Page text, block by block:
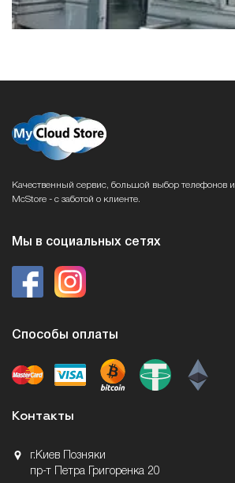
Качественный сервис, большой выбор телефонов и
McStore - с заботой о клиенте.
Мы в социальных сетях
Способы оплаты
Контакты
г.Киев Позняки
пр-т Петра Григоренка 20